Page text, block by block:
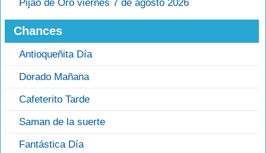
Pijao de Oro viernes 7 de agosto 2026
Chances
Antioqueñita Día
Dorado Mañana
Cafeterito Tarde
Saman de la suerte
Fantástica Día